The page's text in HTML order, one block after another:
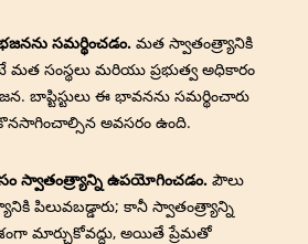
సమర్థించడం. మత స్వాతంత్ర్యానికి
సంస్థలు మరియు ప్రభుత్వ అధికారం
బాప్టిస్టులు ఈ భావనను సమర్థించారు
అవసరం ఉంది.
స్వాతంత్ర్యాన్ని ఉపయోగించడం. పౌలు
పిలువబడ్డారు; కానీ స్వాతంత్ర్యాన్ని
మార్చుకోవద్దు, అయితే ప్రేమతో